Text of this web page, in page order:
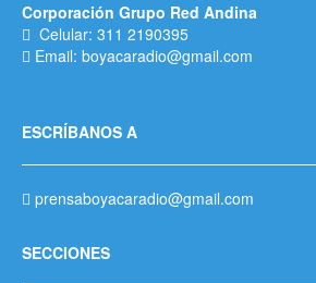
Corporación Grupo Red Andina
Celular: 311 2190395
Email: boyacaradio@gmail.com
ESCRÍBANOS A
prensaboyacaradio@gmail.com
SECCIONES